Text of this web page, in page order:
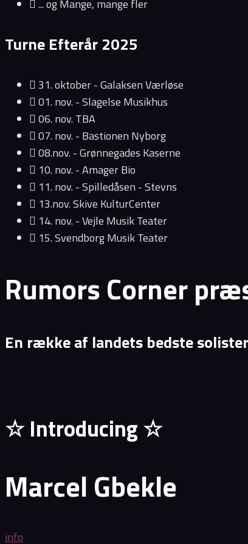
... og Mange, mange fler
Turne Efterår 2025
31. oktober - Galaksen Værløse
01. nov. - Slagelse Musikhus
06. nov. TBA
07. nov. - Bastionen Nyborg
08.nov. - Grønnegades Kaserne
10. nov. - Amager Bio
11. nov. - Spilledåsen - Stevns
13.nov. Skive KulturCenter
14. nov. - Vejle Musik Teater
15. Svendborg Musik Teater
Rumors Corner
En række af landets bedste
☆ Introducing ☆
Marcel Gbekle
info